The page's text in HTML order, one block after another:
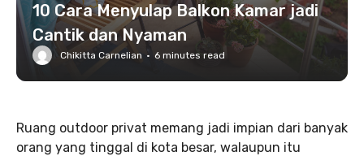
10 Cara Menyulap Balkon Kamar jadi
Cantik dan Nyaman
Chikitta Carnelian · 6 minutes read
Ruang outdoor privat memang jadi impian dari banyak
orang yang tinggal di kota besar, walaupun itu